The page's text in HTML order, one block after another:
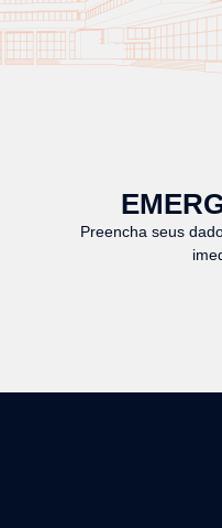
Preencha seus